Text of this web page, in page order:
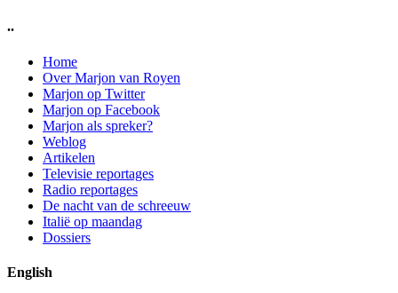
..
Home
Over Marjon van Royen
Marjon op Twitter
Marjon op Facebook
Marjon als spreker?
Weblog
Artikelen
Televisie reportages
Radio reportages
De nacht van de schreeuw
Italië op maandag
Dossiers
English